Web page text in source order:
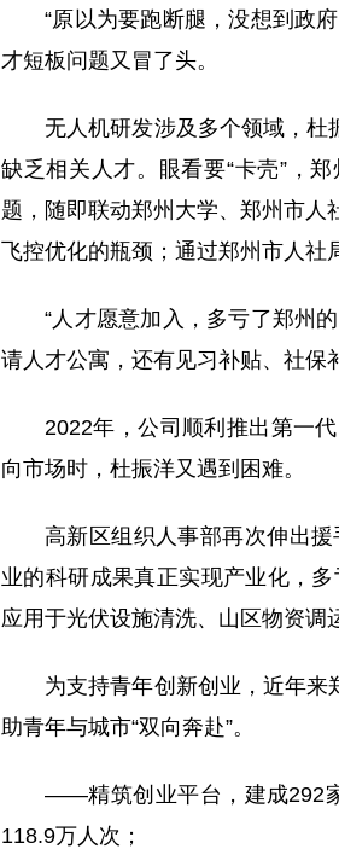
“原以为要跑断腿，没想到政
才短板问题又冒了头。
无人机研发涉及多个领域，
缺乏相关人才。眼看要“卡壳”，
题，随即联动郑州大学、郑州市人
飞控优化的瓶颈；通过郑州市人
“人才愿意加入，多亏了郑州
请人才公寓，还有见习补贴、社保
2022年，公司顺利推出第一
向市场时，杜振洋又遇到困难。
高新区组织人事部再次伸出
业的科研成果真正实现产业化，
应用于光伏设施清洗、山区物资
为支持青年创新创业，近年
助青年与城市“双向奔赴”。
——精筑创业平台，建成292
118.9万人次；